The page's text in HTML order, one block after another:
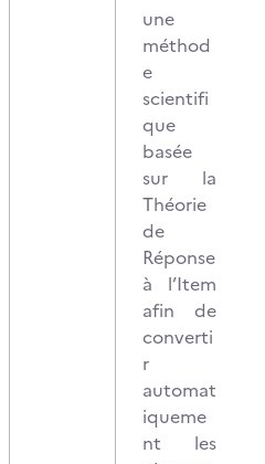
une
méthod
e
scientifi
que
basée
sur la
Théorie
de
Réponse
à l’Item
afin de
converti
r
automat
iqueme
nt les